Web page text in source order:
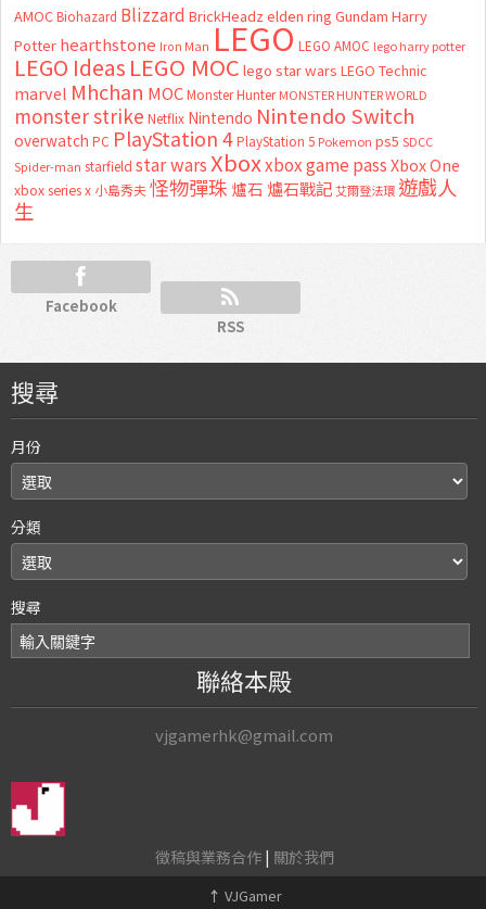
AMOC Biohazard Blizzard BrickHeadz elden ring Gundam Harry
Potter hearthstone Iron Man LEGO LEGO AMOC lego harry potter
LEGO Ideas LEGO MOC lego star wars LEGO Technic
marvel Mhchan MOC Monster Hunter MONSTER HUNTER WORLD
monster strike Netflix Nintendo Nintendo Switch
overwatch PC PlayStation 4 PlayStation 5 Pokemon ps5 SDCC
Spider-man starfield star wars Xboxxbox game passXbox One
xbox series x 小島秀夫怪物彈珠 爐石 爐石戰記艾爾登法環 遊戲人
生
Facebook
RSS
搜尋
月份
分類
搜尋
聯絡本殿
vjgamerhk@gmail.com
徵稿與業務合作| 關於我們
↑ VJGamer